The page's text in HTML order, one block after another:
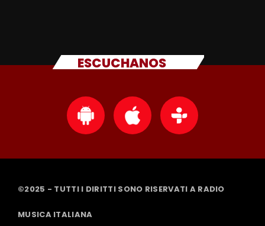
ESCUCHANOS
©2025 - TUTTI I DIRITTI SONO RISERVATI A RADIO
MUSICA ITALIANA